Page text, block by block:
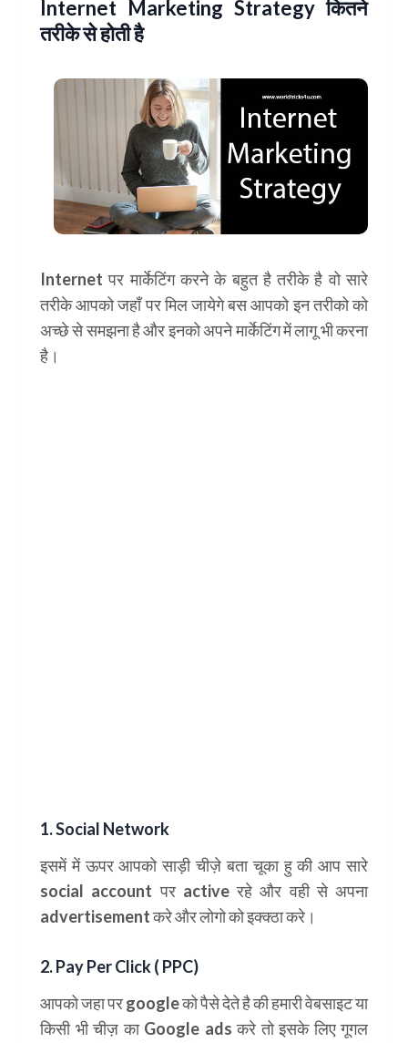
Internet Marketing Strategy कितने
तरीके से होती है
Internet पर मार्केटिंग करने के बहुत है तरीके है वो सारे
तरीके आपको जहाँ पर मिल जायेगे बस आपको इन तरीको को
अच्छे से समझना है और इनको अपने मार्केटिंग में लागू भी करना
है।
1. Social Network
इसमें में ऊपर आपको साड़ी चीज़े बता चूका हु की आप सारे
social accountपर activeरहे और वही से अपना
advertisementकरे और लोगो को इक्क्ठा करे।
2. Pay Per Click ( PPC)
आपको जहा पर google को पैसे देते है की हमारी वेबसाइट या
किसी भी चीज़ का Google ads करे तो इसके लिए गूगल